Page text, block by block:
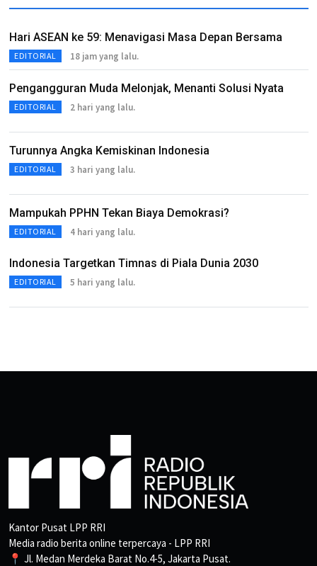
Hari ASEAN ke 59: Menavigasi Masa Depan Bersama
EDITORIAL 18 jam yang lalu.
Pengangguran Muda Melonjak, Menanti Solusi Nyata
EDITORIAL 2 hari yang lalu.
Turunnya Angka Kemiskinan Indonesia
EDITORIAL 3 hari yang lalu.
Mampukah PPHN Tekan Biaya Demokrasi?
EDITORIAL 4 hari yang lalu.
Indonesia Targetkan Timnas di Piala Dunia 2030
EDITORIAL 5 hari yang lalu.
Kantor Pusat LPP RRI
Media radio berita online terpercaya - LPP RRI
📍 Jl. Medan Merdeka Barat No.4-5, Jakarta Pusat.